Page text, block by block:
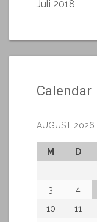
Juli 2018
Calendar
AUGUST 2026
M D
3
4
10
11